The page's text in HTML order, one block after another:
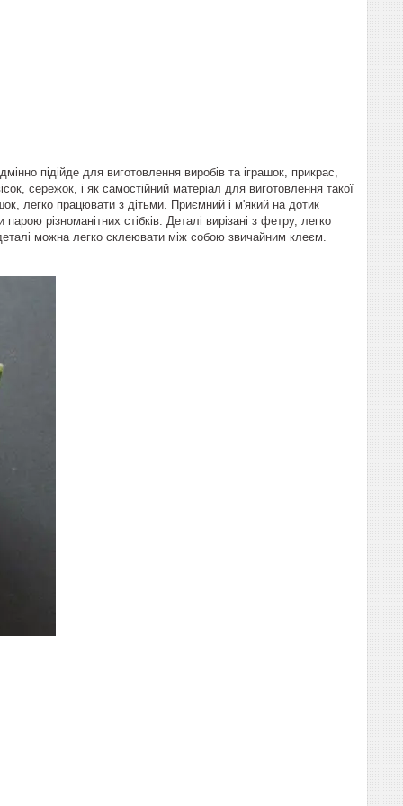
підійде для виготовлення виробів та іграшок, прикрас,
сережок, і як самостійний матеріал для виготовлення такої
легко працювати з дітьми. Приємний і м'який на дотик
різноманітних стібків. Деталі вирізані з фетру, легко
можна легко склеювати між собою звичайним клеєм.